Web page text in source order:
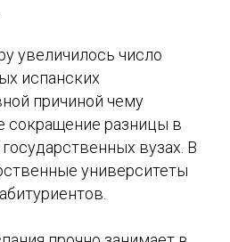
увеличилось число
испанских
причиной чему
сокращение разницы в
вузах. В
университеты